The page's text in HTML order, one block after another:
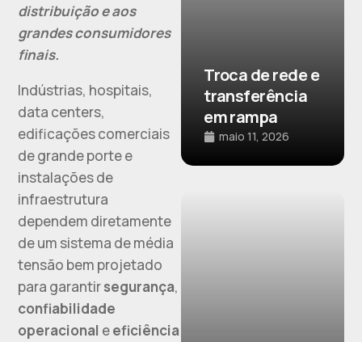
distribuição e aos
grandes consumidores
finais.
Indústrias, hospitais,
data centers,
edificações comerciais
de grande porte e
instalações de
infraestrutura
dependem diretamente
de um sistema de média
tensão bem projetado
para garantirsegurança,
confiabilidade
operacional eeficiência
Troca de rede e
transferência
em rampa
maio 11, 2026